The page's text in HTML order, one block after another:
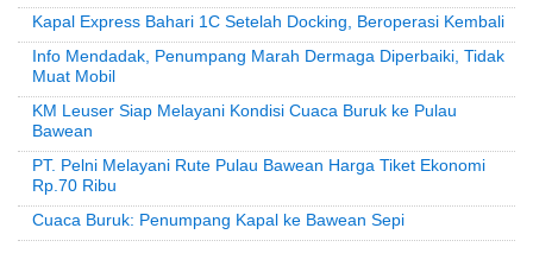
Kapal Express Bahari 1C Setelah Docking, Beroperasi Kembali
Info Mendadak, Penumpang Marah Dermaga Diperbaiki, Tidak
Muat Mobil
KM Leuser Siap Melayani Kondisi Cuaca Buruk ke Pulau
Bawean
PT. Pelni Melayani Rute Pulau Bawean Harga Tiket Ekonomi
Rp.70 Ribu
Cuaca Buruk: Penumpang Kapal ke Bawean Sepi